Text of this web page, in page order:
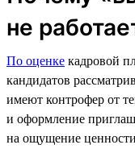
не
По оценке кадровой
кандидатов
имеют контрофер от
и оформление
на ощущение